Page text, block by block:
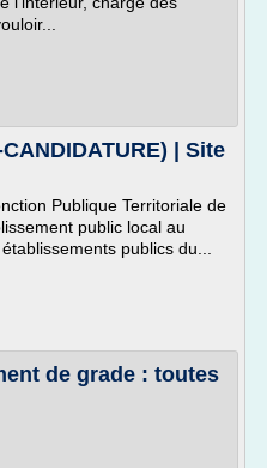
| Site
Publique Territoriale de
public local au
publics du...
de grade : toutes